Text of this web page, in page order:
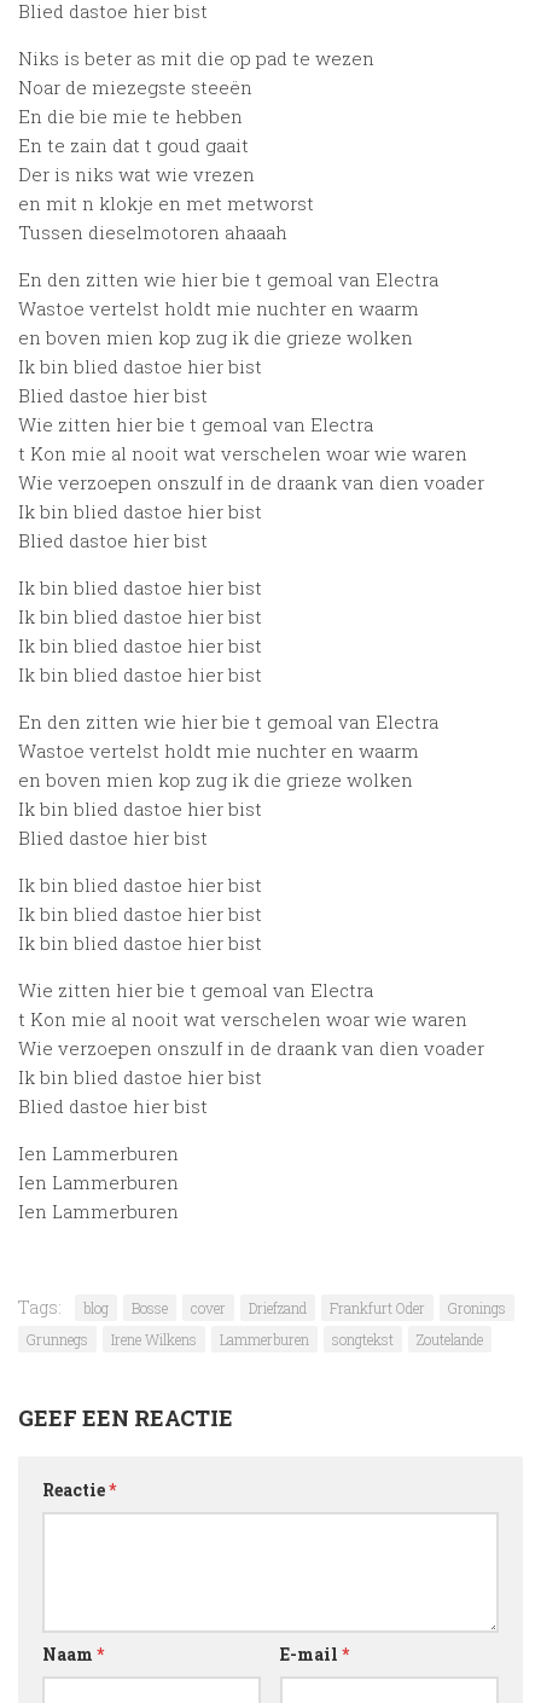
Blied dastoe hier bist
Niks is beter as mit die op pad te wezen
Noar de miezegste steeën
En die bie mie te hebben
En te zain dat t goud gaait
Der is niks wat wie vrezen
en mit n klokje en met metworst
Tussen dieselmotoren ahaaah
En den zitten wie hier bie t gemoal van Electra
Wastoe vertelst holdt mie nuchter en waarm
en boven mien kop zug ik die grieze wolken
Ik bin blied dastoe hier bist
Blied dastoe hier bist
Wie zitten hier bie t gemoal van Electra
t Kon mie al nooit wat verschelen woar wie waren
Wie verzoepen onszulf in de draank van dien voader
Ik bin blied dastoe hier bist
Blied dastoe hier bist
Ik bin blied dastoe hier bist
Ik bin blied dastoe hier bist
Ik bin blied dastoe hier bist
Ik bin blied dastoe hier bist
En den zitten wie hier bie t gemoal van Electra
Wastoe vertelst holdt mie nuchter en waarm
en boven mien kop zug ik die grieze wolken
Ik bin blied dastoe hier bist
Blied dastoe hier bist
Ik bin blied dastoe hier bist
Ik bin blied dastoe hier bist
Ik bin blied dastoe hier bist
Wie zitten hier bie t gemoal van Electra
t Kon mie al nooit wat verschelen woar wie waren
Wie verzoepen onszulf in de draank van dien voader
Ik bin blied dastoe hier bist
Blied dastoe hier bist
Ien Lammerburen
Ien Lammerburen
Ien Lammerburen
Tags: blog Bosse cover Driefzand Frankfurt Oder
Gronings
Grunnegs
Irene Wilkens Lammerburen songtekst Zoutelande
GEEF EEN REACTIE
Reactie*
Naam * E-mail *